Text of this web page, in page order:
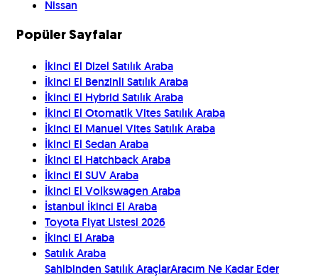
Nissan
Popüler Sayfalar
İkinci El Dizel Satılık Araba
İkinci El Benzinli Satılık Araba
İkinci El Hybrid Satılık Araba
İkinci El Otomatik Vites Satılık Araba
İkinci El Manuel Vites Satılık Araba
İkinci El Sedan Araba
İkinci El Hatchback Araba
İkinci El SUV Araba
İkinci El Volkswagen Araba
İstanbul İkinci El Araba
Toyota Fiyat Listesi 2026
İkinci El Araba
Satılık Araba
Sahibinden Satılık AraçlarAracım Ne Kadar Eder